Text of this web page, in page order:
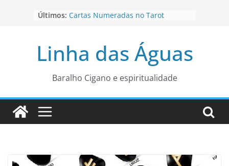
Últimos: Cartas Numeradas no Tarot
para está fase
Os Naipes no Tarot
Cartas da Corte no Tarot
Linha das Águas
Baralho Cigano e espiritualidade